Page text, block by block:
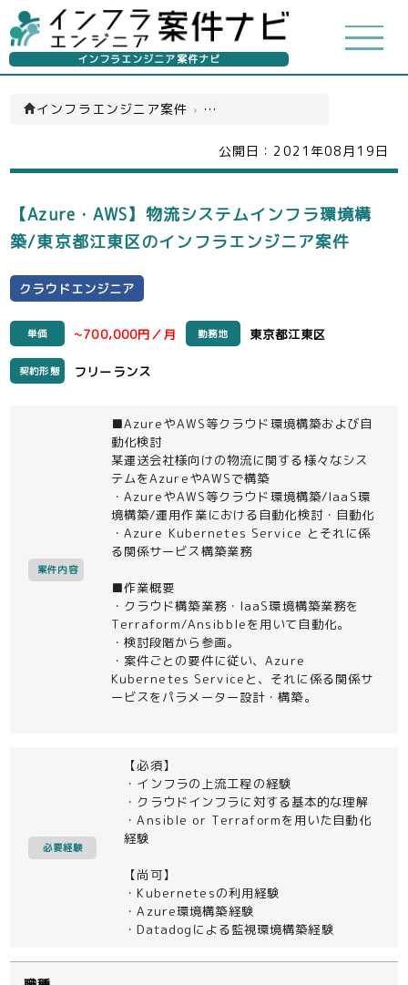
インフラエンジニア案件ナビ
インフラエンジニア案件 › クラウドエンジニア(一覧)
公開日： 2021年08月19日
【Azure・AWS】物流システムインフラ環境構
築/東京都江東区のインフラエンジニア案件
クラウドエンジニア
単価 ~700,000円／月 勤務地 東京都江東区
契約形態 フリーランス
案件内容
■AzureやAWS等クラウド環境構築および自
動化検討
某運送会社様向けの物流に関する様々なシス
テムをAzureやAWSで構築
・AzureやAWS等クラウド環境構築/IaaS環
境構築/運用作業における自動化検討・自動化
・Azure Kubernetes Service とそれに係
る関係サービス構築業務
■作業概要
・クラウド構築業務・IaaS環境構築業務を
Terraform/Ansibbleを用いて自動化。
・検討段階から参画。
・案件ごとの要件に従い、Azure
Kubernetes Serviceと、それに係る関係サ
ービスをパラメーター設計・構築。
必要経験
【必須】
・インフラの上流工程の経験
・クラウドインフラに対する基本的な理解
・Ansible or Terraformを用いた自動化
経験
【尚可】
・Kubernetesの利用経験
・Azure環境構築経験
・Datadogによる監視環境構築経験